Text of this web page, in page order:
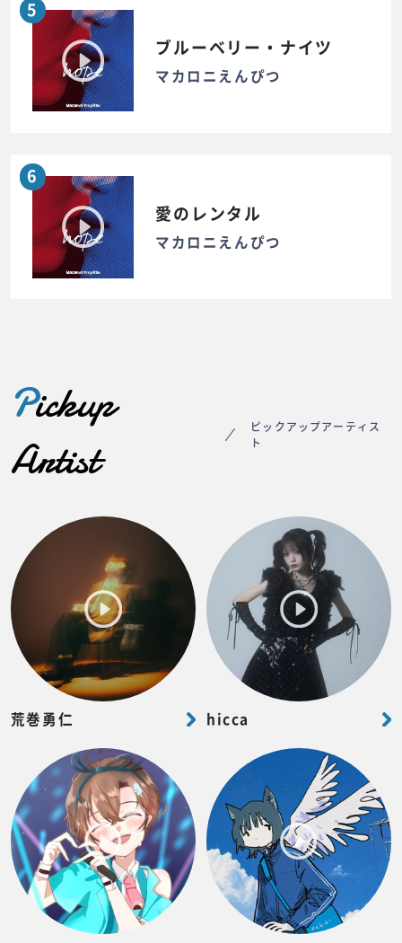
5
ブルーベリー・ナイツ
マカロニえんぴつ
6
愛のレンタル
マカロニえんぴつ
Pickup
Artist
ピックアップアーティス
ト
荒巻勇仁 hicca